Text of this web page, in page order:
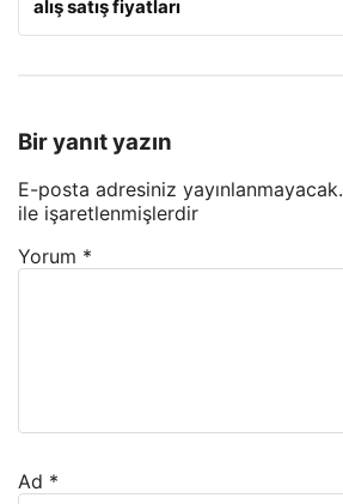
alış satış fiyatları
Bir yanıt yazın
E-posta adresiniz yayınlanmayacak.
ile işaretlenmişlerdir
Yorum *
Ad *